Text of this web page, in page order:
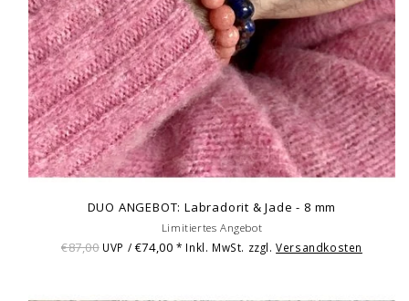
DUO ANGEBOT: Labradorit & Jade - 8 mm
Limitiertes Angebot
€87,00 UVP / €74,00* Inkl. MwSt. zzgl.Versandkosten